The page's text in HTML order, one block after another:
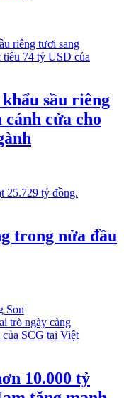
sầu riêng
cửa cho
trong nửa đầu
10.000 tỷ